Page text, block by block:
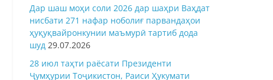
Дар шаш моҳи соли 2026 дар шаҳри Ваҳдат
нисбати 271 нафар ноболиғ парвандаҳои
ҳуқуқвайронкунии маъмурӣ тартиб дода
шуд 29.07.2026
28 июл таҳти раёсати Президенти
Ҷумҳурии Тоҷикистон, Раиси Ҳукумати